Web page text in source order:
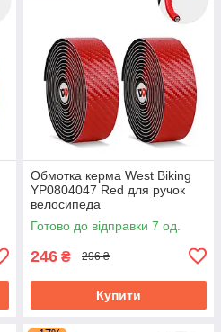
Обмотка керма West Biking
YP0804047 Red для ручок
велосипеда
Готово до відправки 7 од.
246 ₴ 296 ₴
Купити